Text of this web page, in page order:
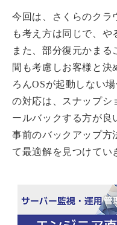
今回は、さくらのクラ
も考え方は同じで、や
また、部分復元かま
間も考慮しお客様と決
ろんOSが起動しない
の対応は、スナップシ
ールバックする方が良
事前のバックアップ方
て最適解を見つけてい